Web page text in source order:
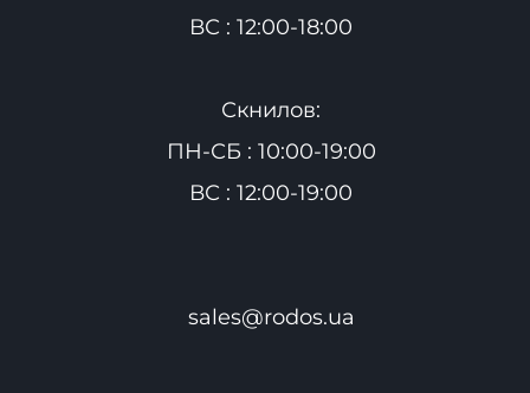
ВС : 12:00-18:00
Скнилов:
ПН-СБ : 10:00-19:00
ВС : 12:00-19:00
sales@rodos.ua